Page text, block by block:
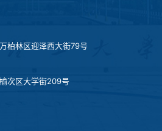
柏林区迎泽西大街79号
次区大学街209号